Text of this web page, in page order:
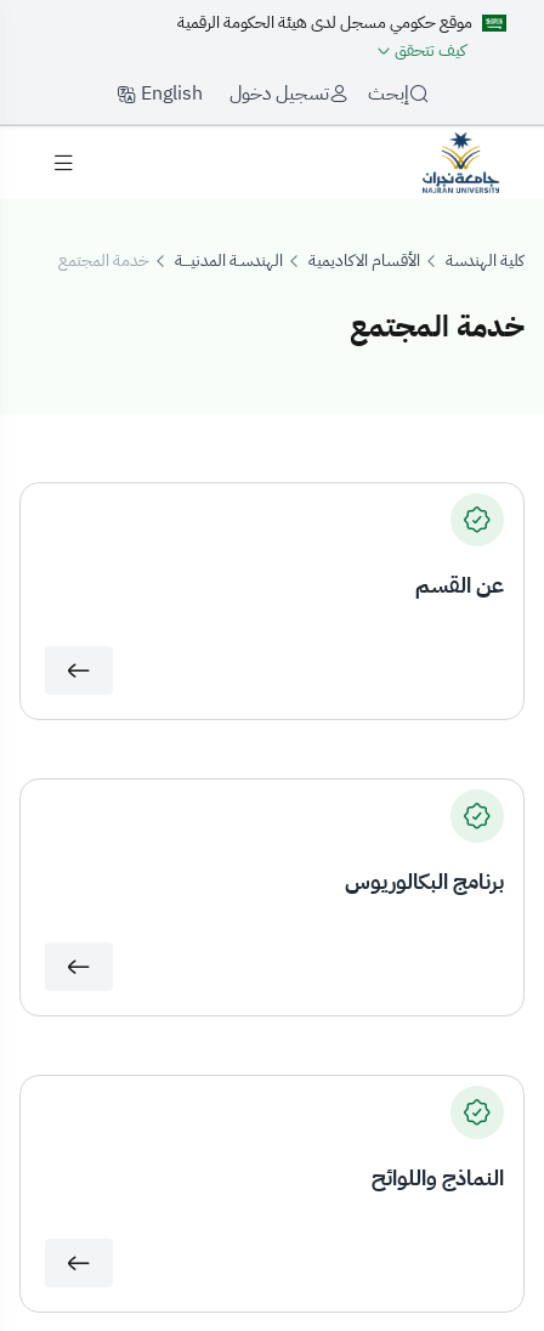
موقع حكومي مسجل لدى هيئة الحكومة الرقمية
كيف تتحقق
إبحث تسجيل دخول English
كلية الهندسة الأقسام الاكاديمية الهندسـة المدنيـــة خدمة المجتمع
خدمة المجتمع
خدمة المجتمع
عن القسم
برنامج البكالوريوس
النماذج واللوائح